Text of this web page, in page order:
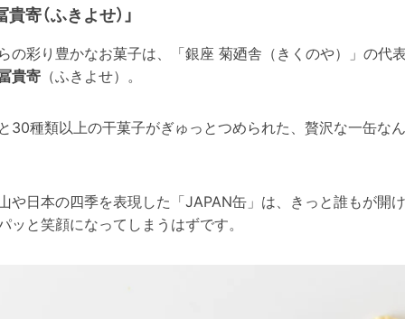
貴寄（ふきよせ）」
の彩り豊かなお菓子は、「銀座 菊廼舎（きくのや）」の代
貴寄 （ふきよせ）。
30種類以上の干菓子がぎゅっとつめられた、贅沢な一缶な
や日本の四季を表現した「JAPAN缶」は、きっと誰もが開
ッと笑顔になってしまうはずです。